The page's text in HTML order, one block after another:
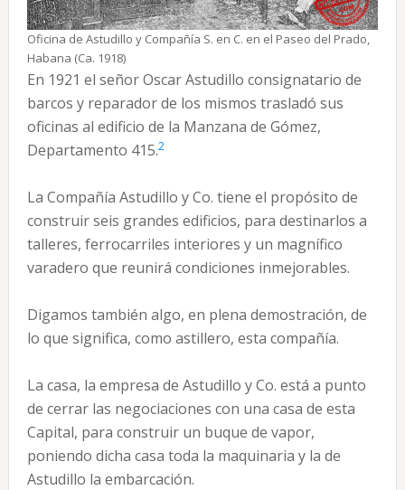
Oficina de Astudillo y Compañía S. en C. en el Paseo del Prado,
Habana (Ca. 1918)
En 1921 el señor Oscar Astudillo consignatario de
barcos y reparador de los mismos trasladó sus
oficinas al edificio de la Manzana de Gómez,
Departamento 415.2
La Compañía Astudillo y Co. tiene el propósito de
construir seis grandes edificios, para destinarlos a
talleres, ferrocarriles interiores y un magnífico
varadero que reunirá condiciones inmejorables.
Digamos también algo, en plena demostración, de
lo que significa, como astillero, esta compañía.
La casa, la empresa de Astudillo y Co. está a punto
de cerrar las negociaciones con una casa de esta
Capital, para construir un buque de vapor,
poniendo dicha casa toda la maquinaria y la de
Astudillo la embarcación.